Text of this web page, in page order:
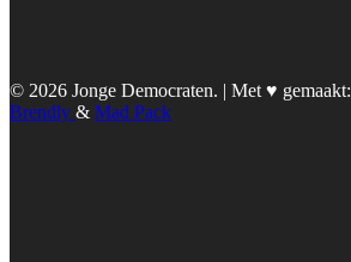
© 2026 Jonge Democraten. | Met ♥︎ gemaakt:
Brendly & Mad Pack